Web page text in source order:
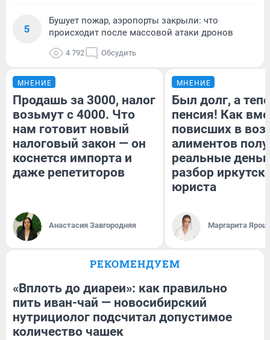
5
Бушует пожар, аэропорты закрыли: что
происходит после массовой атаки дронов
4 792 Обсудить
МНЕНИЕ
Продашь за 3000, налог
возьмут с 4000. Что
нам готовит новый
налоговый закон — он
коснется импорта и
даже репетиторов
Анастасия Завгородняя
МНЕНИЕ
Был долг, а
пенсия! Как
повисших в
алиментов
реальные
разбор
юриста
Маргарита
РЕКОМЕНДУЕМ
«Вплоть до диареи»: как правильно
пить иван-чай — новосибирский
нутрициолог подсчитал допустимое
количество чашек